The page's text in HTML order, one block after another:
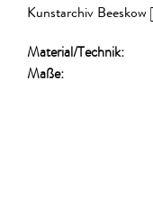
Kunstarchiv Beeskow
Material/​Technik:
Maße: